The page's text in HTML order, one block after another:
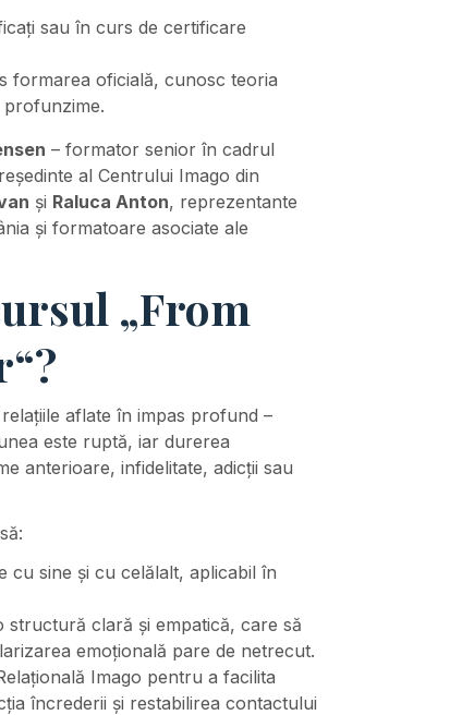
sau în curs de certificare
formarea oficială, cunosc teoria
profunzime.
– formator senior în cadrul
al Centrului Imago din
și Raluca Anton, reprezentante
și formatoare asociate ale
„From
aflate în impas profund –
este ruptă, iar durerea
anterioare, infidelitate, adicții sau
cu sine și cu celălalt, aplicabil în
clară și empatică, care să
emoțională pare de netrecut.
Imago pentru a facilita
încrederii și restabilirea contactului